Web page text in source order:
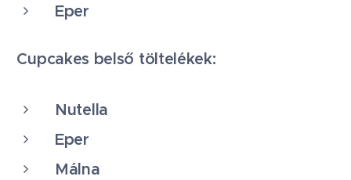
Eper
Cupcakes belső töltelékek:
Nutella
Eper
Málna